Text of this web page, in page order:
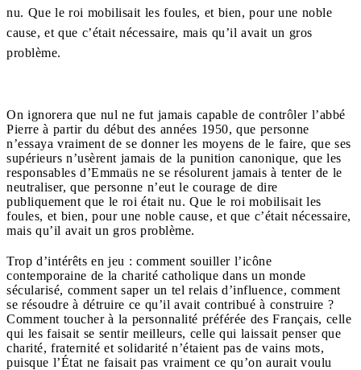
nu. Que le roi mobilisait les foules, et bien, pour une noble
cause, et que c’était nécessaire, mais qu’il avait un gros
problème.
On ignorera que nul ne fut jamais capable de contrôler l’abbé
Pierre à partir du début des années 1950, que personne
n’essaya vraiment de se donner les moyens de le faire, que ses
supérieurs n’usèrent jamais de la punition canonique, que les
responsables d’Emmaüs ne se résolurent jamais à tenter de le
neutraliser, que personne n’eut le courage de dire
publiquement que le roi était nu. Que le roi mobilisait les
foules, et bien, pour une noble cause, et que c’était nécessaire,
mais qu’il avait un gros problème.
Trop d’intérêts en jeu : comment souiller l’icône
contemporaine de la charité catholique dans un monde
sécularisé, comment saper un tel relais d’influence, comment
se résoudre à détruire ce qu’il avait contribué à construire ?
Comment toucher à la personnalité préférée des Français, celle
qui les faisait se sentir meilleurs, celle qui laissait penser que
charité, fraternité et solidarité n’étaient pas de vains mots,
puisque l’État ne faisait pas vraiment ce qu’on aurait voulu